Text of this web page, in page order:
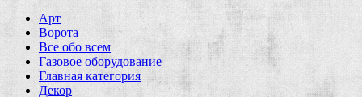
Арт
Ворота
Все обо всем
Газовое оборудование
Главная категория
Декор